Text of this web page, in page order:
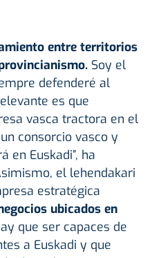
entre territorios
Soy el
defenderé al
es que
vasca tractora en el
consorcio vasco y
en Euskadi”, ha
el lehendakari
estratégica
ubicados en
que ser capaces de
a Euskadi y que